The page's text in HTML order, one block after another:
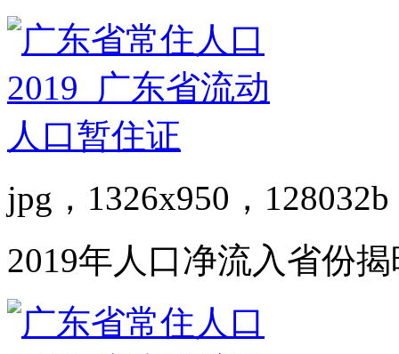
jpg，1326x950，128032b
2019年人口净流入省份